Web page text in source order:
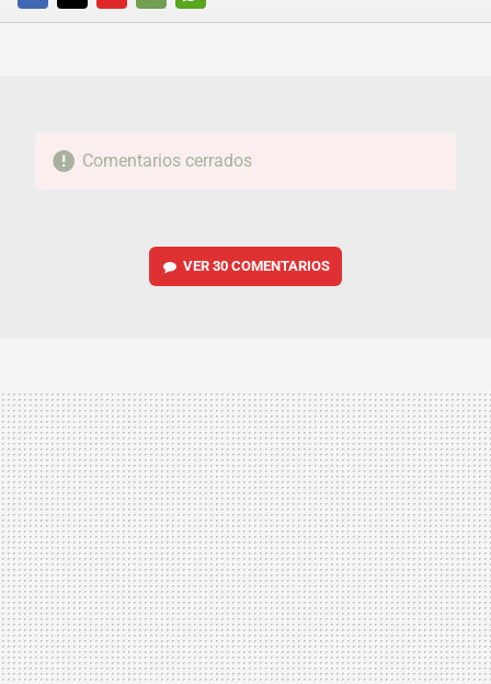
FACEBOOKTWITTERFLIPBOARD
E-
WHATSAPP
Comentarios cerrados
VER 30 COMENTARIOS